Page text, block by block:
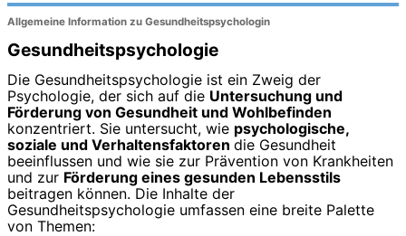
Allgemeine Information zu Gesundheitspsychologin
Gesundheitspsychologie
Die Gesundheitspsychologie ist ein Zweig der
Psychologie, der sich auf die Untersuchung und
Förderung von Gesundheit und Wohlbefinden
konzentriert. Sie untersucht, wie psychologische,
soziale und Verhaltensfaktoren die Gesundheit
beeinflussen und wie sie zur Prävention von Krankheiten
und zur Förderung eines gesunden Lebensstils
beitragen können. Die Inhalte der
Gesundheitspsychologie umfassen eine breite Palette
von Themen: